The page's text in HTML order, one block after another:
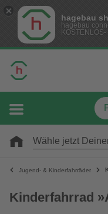
hagebau
hagebau
Wähle jetzt
Jugend- & Kinderfahrräder
Kinderfahrrad